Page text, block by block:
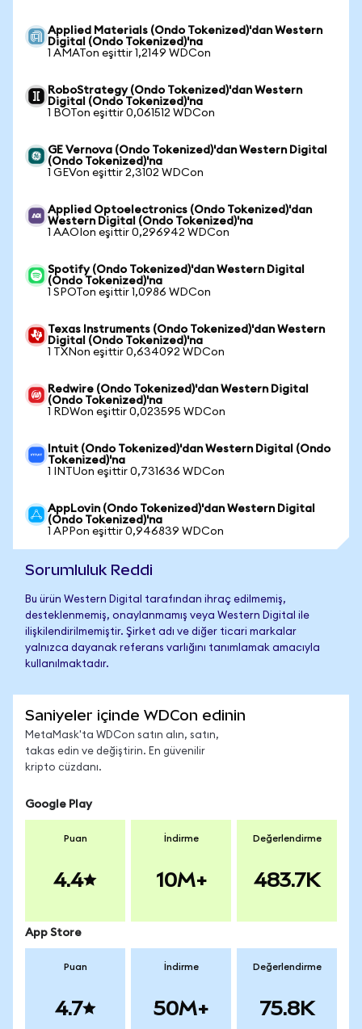
Applied Materials (Ondo Tokenized)'dan Western
Digital (Ondo Tokenized)'na
1 AMATon eşittir 1,2149 WDCon
RoboStrategy (Ondo Tokenized)'dan Western
Digital (Ondo Tokenized)'na
1 BOTon eşittir 0,061512 WDCon
GE Vernova (Ondo Tokenized)'dan Western Digital
(Ondo Tokenized)'na
1 GEVon eşittir 2,3102 WDCon
Applied Optoelectronics (Ondo Tokenized)'dan
Western Digital (Ondo Tokenized)'na
1 AAOIon eşittir 0,296942 WDCon
Spotify (Ondo Tokenized)'dan Western Digital
(Ondo Tokenized)'na
1 SPOTon eşittir 1,0986 WDCon
Texas Instruments (Ondo Tokenized)'dan Western
Digital (Ondo Tokenized)'na
1 TXNon eşittir 0,634092 WDCon
Redwire (Ondo Tokenized)'dan Western Digital
(Ondo Tokenized)'na
1 RDWon eşittir 0,023595 WDCon
Intuit (Ondo Tokenized)'dan Western Digital (Ondo
Tokenized)'na
1 INTUon eşittir 0,731636 WDCon
AppLovin (Ondo Tokenized)'dan Western Digital
(Ondo Tokenized)'na
1 APPon eşittir 0,946839 WDCon
Sorumluluk Reddi
Bu ürün Western Digital tarafından ihraç edilmemiş,
desteklenmemiş, onaylanmamış veya Western Digital ile
ilişkilendirilmemiştir. Şirket adı ve diğer ticari markalar
yalnızca dayanak referans varlığını tanımlamak amacıyla
kullanılmaktadır.
Saniyeler içinde WDCon edinin
MetaMask'ta WDCon satın alın, satın,
takas edin ve değiştirin. En güvenilir
kripto cüzdanı.
Google Play
Puan
4.4
İndirme
10M+
Değerlendirme
483.7K
App Store
Puan
4.7
İndirme
50M+
Değerlendirme
75.8K